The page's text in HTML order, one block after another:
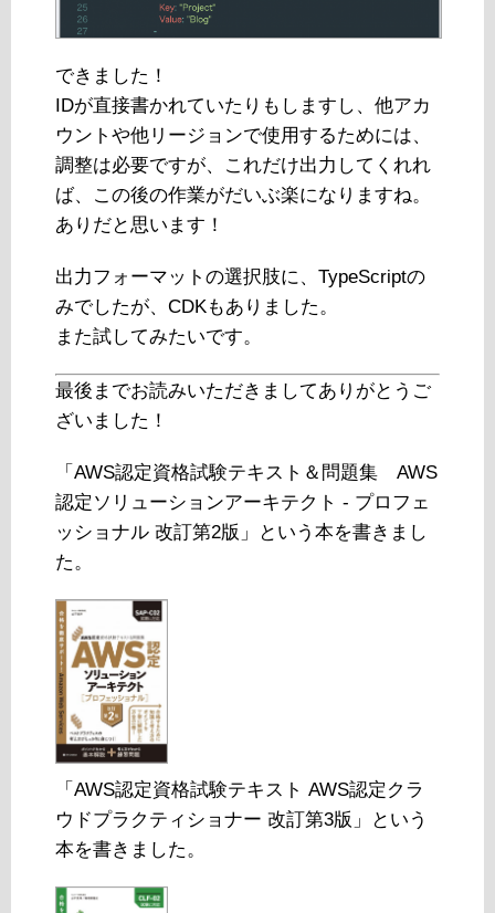
できました！
IDが直接書かれていたりもしますし、他アカ
ウントや他リージョンで使用するためには、
調整は必要ですが、これだけ出力してくれれ
ば、この後の作業がだいぶ楽になりますね。
ありだと思います！
出力フォーマットの選択肢に、TypeScriptの
みでしたが、CDKもありました。
また試してみたいです。
最後までお読みいただきましてありがとうご
ざいました！
「AWS認定資格試験テキスト＆問題集 AWS
認定ソリューションアーキテクト - プロフェ
ッショナル 改訂第2版」という本を書きまし
た。
「AWS認定資格試験テキスト AWS認定クラ
ウドプラクティショナー 改訂第3版」という
本を書きました。